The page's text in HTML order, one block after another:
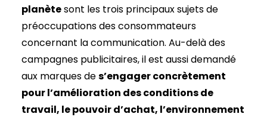
planètesont les trois principaux sujets de
préoccupations des consommateurs
concernant la communication. Au-delà des
campagnes publicitaires, il est aussi demandé
aux marques des’engager concrètement
pour l’amélioration des conditions de
travail, le pouvoir d’achat, l’environnement